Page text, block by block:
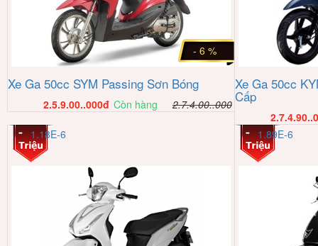
Xe Ga 50cc SYM Passing Sơn Bóng
2.7.4.00..000
- 6 %
2.5.9.00..000đ Còn hàng
Xe Ga 50cc
Cấp
1.18E-6
1.89E-6